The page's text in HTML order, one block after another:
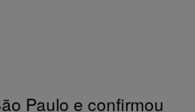
Paulo e confirmou